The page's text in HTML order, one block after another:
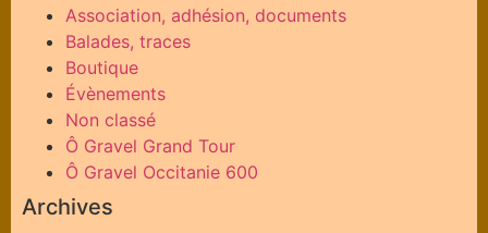
Association, adhésion, documents
Balades, traces
Boutique
Évènements
Non classé
Ô Gravel Grand Tour
Ô Gravel Occitanie 600
Archives